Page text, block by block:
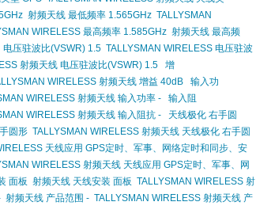
射频天线 最低频率 1.565GHz TALLYSMAN
WIRELESS 最高频率 1.585GHz 射频天线 最高频
电压驻波比(VSWR) 1.5 TALLYSMAN WIRELESS 电压驻波
射频天线 电压驻波比(VSWR) 1.5
增
WIRELESS 射频天线 增益 40dB
输入功
WIRELESS 射频天线 输入功率 -
输入阻
WIRELESS 射频天线 输入阻抗 -
天线极化 右手圆
圆形 TALLYSMAN WIRELESS 射频天线 天线极化 右手圆
天线应用 GPS定时、军事、网络定时和同步、安
WIRELESS 射频天线 天线应用 GPS定时、军事、网
面板 射频天线 天线安装 面板 TALLYSMAN WIRELESS 射
射频天线 产品范围 - TALLYSMAN WIRELESS 射频天线 产